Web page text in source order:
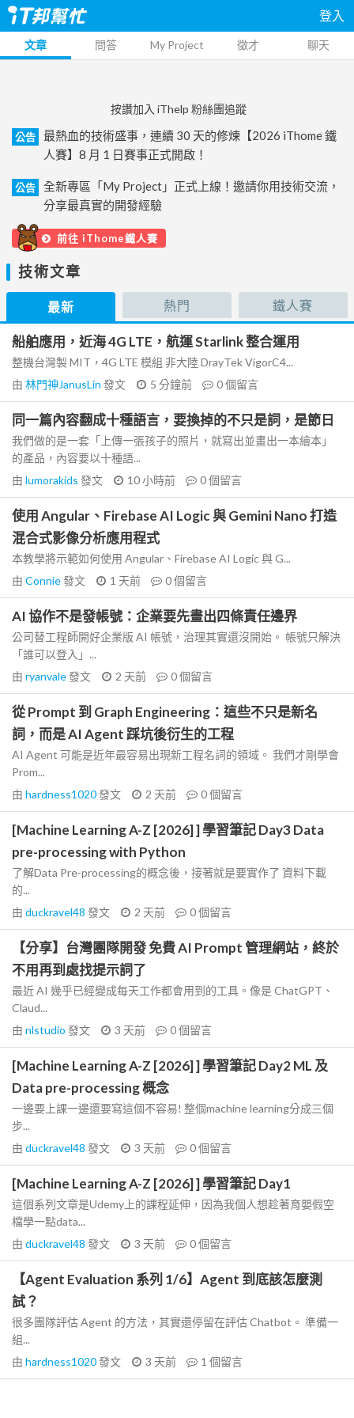
登入
文章 問答 My Project 徵才 聊天
按讚加入 iThelp 粉絲團追蹤
公告
最熱血的技術盛事，連續 30 天的修煉【2026 iThome 鐵
人賽】8 月 1 日賽事正式開啟！
公告
全新專區「My Project」正式上線！邀請你用技術交流，
分享最真實的開發經驗
前往 iThome鐵人賽
技術文章
最新 熱門 鐵人賽
船舶應用，近海 4G LTE，航運 Starlink 整合運用
整機台灣製 MIT，4G LTE 模組 非大陸 DrayTek VigorC4...
由 林門神JanusLin 發文 5 分鐘前 0個留言
同一篇內容翻成十種語言，要換掉的不只是詞，是節日
我們做的是一套「上傳一張孩子的照片，就寫出並畫出一本繪本」
的產品，內容要以十種語...
由 lumorakids 發文 10 小時前 0個留言
使用 Angular、Firebase AI Logic 與 Gemini Nano 打造
混合式影像分析應用程式
本教學將示範如何使用 Angular、Firebase AI Logic 與 G...
由 Connie發文 1 天前 0個留言
AI 協作不是發帳號：企業要先畫出四條責任邊界
公司替工程師開好企業版 AI 帳號，治理其實還沒開始。 帳號只解決
「誰可以登入」...
由 ryanvale發文 2 天前 0個留言
從 Prompt 到 Graph Engineering：這些不只是新名
詞，而是 AI Agent 踩坑後衍生的工程
AI Agent 可能是近年最容易出現新工程名詞的領域。 我們才剛學會
Prom...
由 hardness1020發文 2 天前 0個留言
[Machine Learning A-Z [2026] ] 學習筆記 Day3 Data
pre-processing with Python
了解Data Pre-processing的概念後，接著就是要實作了 資料下載
的...
由 duckravel48 發文 2 天前 0個留言
【分享】台灣團隊開發 免費 AI Prompt 管理網站，終於
不用再到處找提示詞了
最近 AI 幾乎已經變成每天工作都會用到的工具。像是 ChatGPT、
Claud...
由 nlstudio 發文 3 天前 0個留言
[Machine Learning A-Z [2026] ] 學習筆記 Day2 ML 及
Data pre-processing 概念
一邊要上課一邊還要寫這個不容易! 整個machine learning分成三個
步...
由 duckravel48 發文 3 天前 0個留言
[Machine Learning A-Z [2026] ] 學習筆記 Day1
這個系列文章是Udemy上的課程延伸，因為我個人想趁著育嬰假空
檔學一點data...
由 duckravel48 發文 3 天前 0個留言
【Agent Evaluation 系列 1/6】Agent 到底該怎麼測
試？
很多團隊評估 Agent 的方法，其實還停留在評估 Chatbot。 準備一
組...
由 hardness1020發文 3 天前 1 個留言